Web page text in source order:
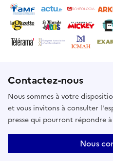
Contactez-nous
Nous sommes à votre
et vous invitons à consulter
presse qui pourront répondre
Nous